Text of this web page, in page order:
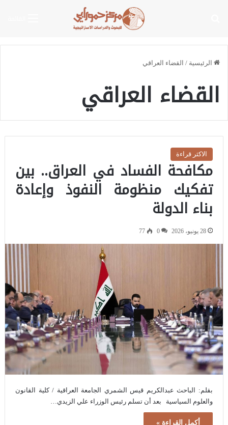
الرئيسية / القضاء العراقي
القضاء العراقي
الاكثر قراءة
مكافحة الفساد في العراق.. بين
تفكيك منظومة النفوذ وإعادة
بناء الدولة
28 يونيو، 2026 0
77
بقلم: الباحث عبدالكريم قيس الشمري الجامعة العراقية / كلية القانون
والعلوم السياسية بعد أن تسلم رئيس الوزراء علي الزيدي…
أكمل القراءة »